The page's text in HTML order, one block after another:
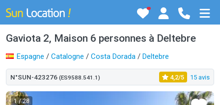
Gaviota 2, Maison 6 personnes à Deltebre
Espagne / Catalogne / Costa Dorada / Deltebre
N°SUN-423276 (ES9588.541.1) 4,2/5 15 avis
1/ 28